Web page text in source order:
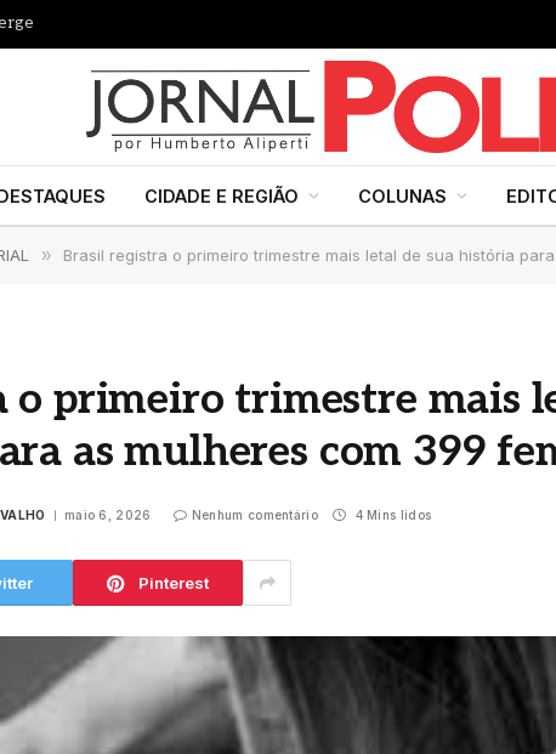
CIDADE E REGIÃO COLUNAS
» Brasil registra o primeiro trimestre mais letal de sua história
o primeiro trimestre mais
as mulheres com 399
maio 6, 2026 Nenhum comentário 4 Mins lidos
Pinterest